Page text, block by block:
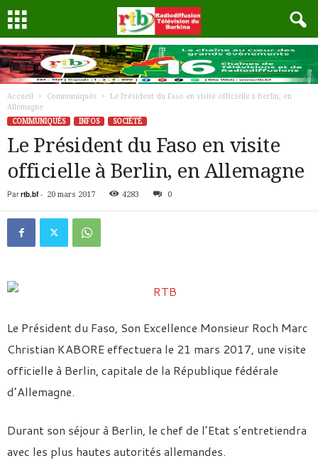
Accueil Communiqués
Le Président du Faso en visite officielle à Berlin, en
Allemagne
COMMUNIQUÉS
INFOS SOCIÉTÉ
Le Président du Faso en visite
officielle à Berlin, en Allemagne
Par rtb.bf- 20 mars 2017 4283 0
Le Président du Faso, Son Excellence Monsieur Roch Marc
Christian KABORE effectuera le 21 mars 2017, une visite
officielle à Berlin, capitale de la République fédérale
d’Allemagne.
Durant son séjour à Berlin, le chef de l’Etat s’entretiendra
avec les plus hautes autorités allemandes.